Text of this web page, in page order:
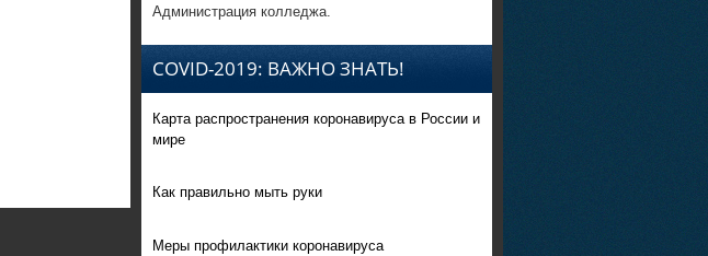
Администрация колледжа.
COVID-2019: ВАЖНО ЗНАТЬ!
Карта распространения коронавируса в России и
мире
Как правильно мыть руки
Меры профилактики коронавируса